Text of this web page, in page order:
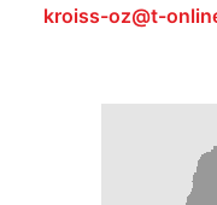
kroiss-oz@t-